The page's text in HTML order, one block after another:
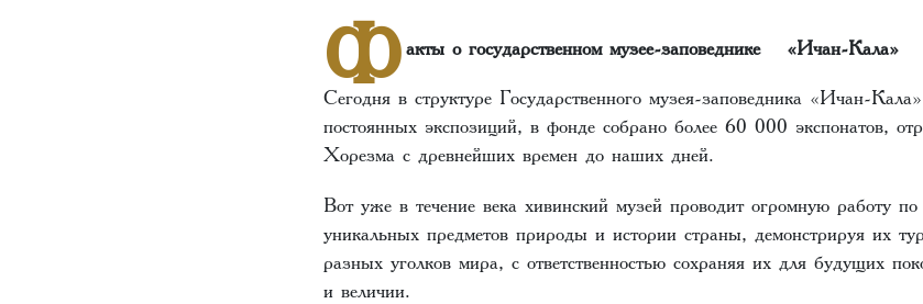
Факты о государственном музее-заповеднике «Ичан-Кала»
Сегодня в структуре Государственного музея-заповедника «Ичан-
постоянных экспозиций, в фонде собрано более 60 000 экспонатов,
Хорезма с древнейших времен до наших дней.
Вот уже в течение века хивинский музей проводит огромную работу
уникальных предметов природы и истории страны, демонстрируя их
разных уголков мира, с ответственностью сохраняя их для будущих
и величии.